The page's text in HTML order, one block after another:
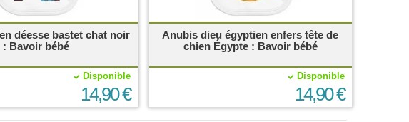
déesse bastet chat noir
: Bavoir bébé
Disponible
14,90 €
Anubis dieu égyptien enfers tête de
chien Égypte : Bavoir bébé
Disponible
14,90 €